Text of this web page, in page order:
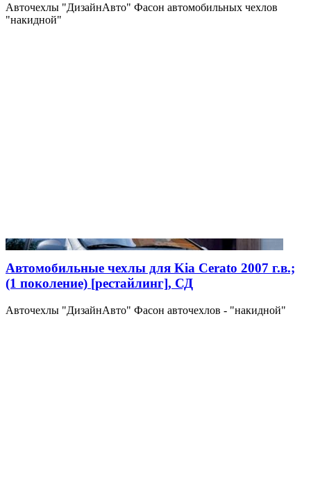
Авточехлы "ДизайнАвто" Фасон автомобильных чехлов
"накидной"
Автомобильные чехлы для Kia Cerato 2007 г.в.;
(1 поколение) [рестайлинг], СД
Авточехлы "ДизайнАвто" Фасон авточехлов - "накидной"